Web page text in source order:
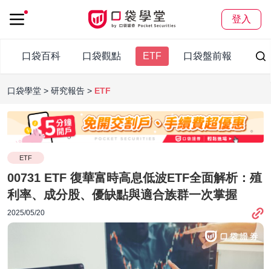
登入
口袋百科 口袋觀點 ETF 口袋盤前報
口袋學堂 研究報告 ETF
ETF
00731 ETF 復華富時高息低波ETF全面解析：殖
利率、成分股、優缺點與適合族群一次掌握
2025/05/20